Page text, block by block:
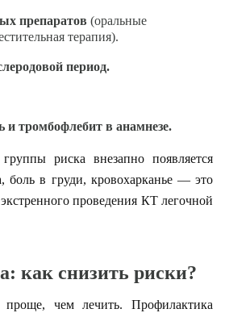
препаратов (оральные
терапия).
период.
и тромбофлебит в анамнезе.
риска внезапно появляется
боль в груди, кровохарканье — это
проведения КТ легочной
как снизить риски?
чем лечить. Профилактика